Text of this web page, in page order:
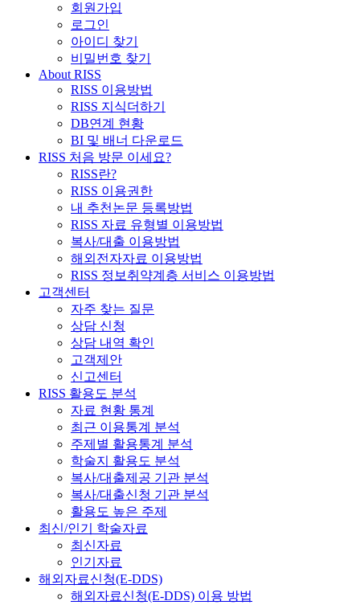
회원가입
로그인
아이디 찾기
비밀번호 찾기
About RISS
RISS 이용방법
RISS 지식더하기
DB연계 현황
BI 및 배너 다운로드
RISS 처음 방문 이세요?
RISS란?
RISS 이용권한
내 추천논문 등록방법
RISS 자료 유형별 이용방법
복사/대출 이용방법
해외전자자료 이용방법
RISS 정보취약계층 서비스 이용방법
고객센터
자주 찾는 질문
상담 신청
상담 내역 확인
고객제안
신고센터
RISS 활용도 분석
자료 현황 통계
최근 이용통계 분석
주제별 활용통계 분석
학술지 활용도 분석
복사/대출제공 기관 분석
복사/대출신청 기관 분석
활용도 높은 주제
최신/인기 학술자료
최신자료
인기자료
해외자료신청(E-DDS)
해외자료신청(E-DDS) 이용 방법